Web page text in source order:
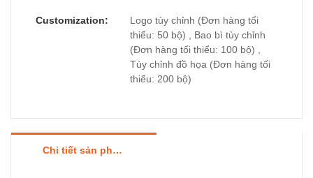
Customization:
Logo tùy chỉnh (Đơn hàng tối
thiểu: 50 bộ) , Bao bì tùy chỉnh
(Đơn hàng tối thiểu: 100 bộ) ,
Tùy chỉnh đồ họa (Đơn hàng tối
thiểu: 200 bộ)
Chi tiết sản phẩm